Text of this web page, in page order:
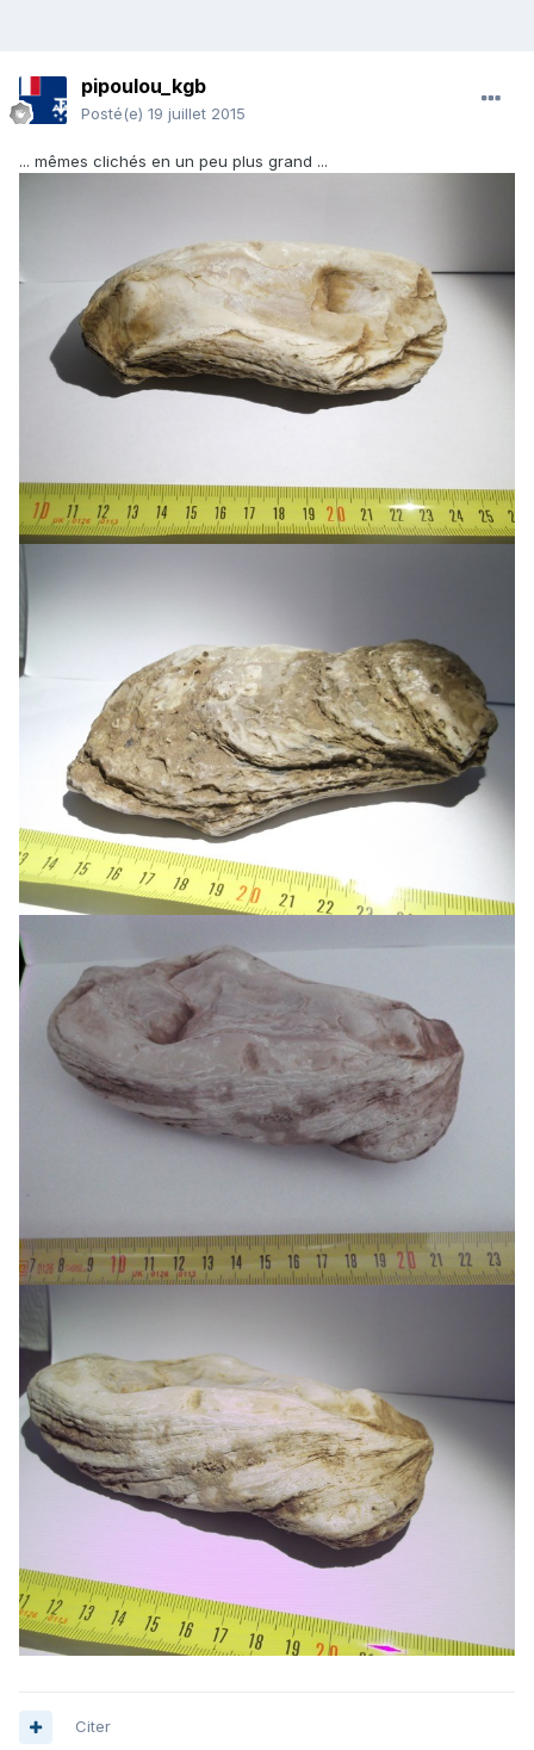
pipoulou_kgb
Posté(e) 19 juillet 2015
... mêmes clichés en un peu plus grand ...
Citer